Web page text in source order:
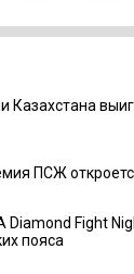
Казахстана
ПСЖ
Diamond Fight
пояса